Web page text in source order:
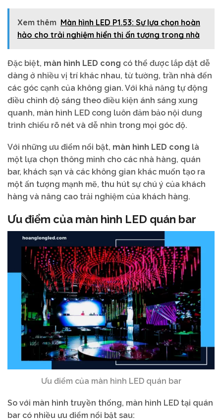
Xem thêm Màn hình LED P1.53: Sự lựa chọn hoàn
hảo cho trải nghiệm hiển thị ấn tượng trong nhà
Đặc biệt, màn hình LED cong có thể được lắp đặt dễ
dàng ở nhiều vị trí khác nhau, từ tường, trần nhà đến
các góc cạnh của không gian. Với khả năng tự động
điều chỉnh độ sáng theo điều kiện ánh sáng xung
quanh, màn hình LED cong luôn đảm bảo nội dung
trình chiếu rõ nét và dễ nhìn trong mọi góc độ.
Với những ưu điểm nổi bật, màn hình LED cong là
một lựa chọn thông minh cho các nhà hàng, quán
bar, khách sạn và các không gian khác muốn tạo ra
một ấn tượng mạnh mẽ, thu hút sự chú ý của khách
hàng và nâng cao trải nghiệm của khách hàng.
Ưu điểm của màn hình LED quán bar
Ưu điểm của màn hình LED quán bar
So với màn hình truyền thống, màn hình LED tại quán
bar có nhiều ưu điểm nổi bật sau: